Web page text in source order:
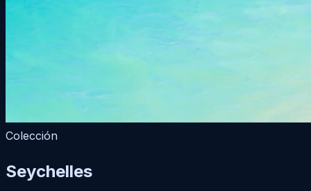
Colección
Seychelles